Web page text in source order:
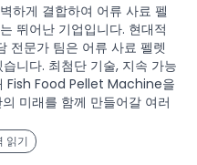
하게 결합하여 어류 사료 펠
뛰어난 기업입니다. 현대적
전문가 팀은 어류 사료 펠렛
니다. 최첨단 기술, 지속 가능
Fish Food Pellet Machine을
미래를 함께 만들어갈 여러
읽기